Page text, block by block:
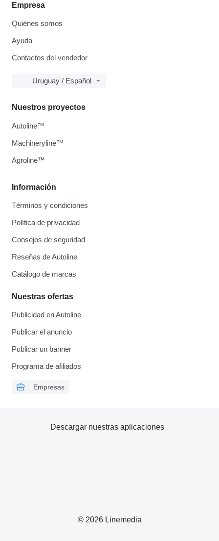
Empresa
Quiénes somos
Ayuda
Contactos del vendedor
Uruguay / Español
Información
Términos y condiciones
Política de privacidad
Consejos de seguridad
Reseñas de Autoline
Catálogo de marcas
Nuestras ofertas
Publicidad en Autoline
Publicar el anuncio
Publicar un banner
Programa de afiliados
Empresas
Nuestros proyectos
Autoline™
Machineryline™
Agroline™
© 2026 Linemedia
Descargar nuestras aplicaciones